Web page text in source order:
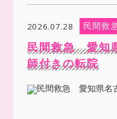
2026.07.28 民間救
民間救急 愛知
師付きの転院